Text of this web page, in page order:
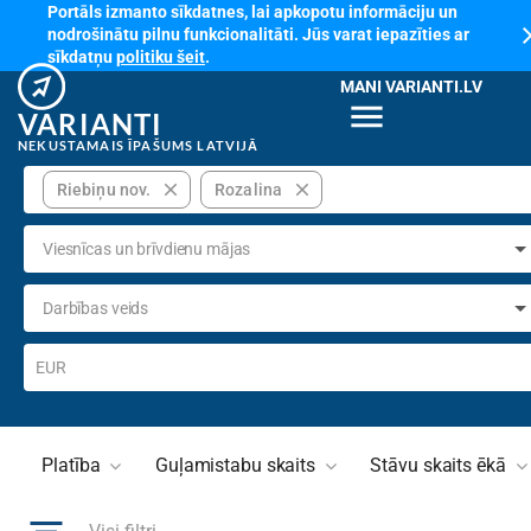
Portāls izmanto sīkdatnes, lai apkopotu informāciju un
nodrošinātu pilnu funkcionalitāti. Jūs varat iepazīties ar
sīkdatņupolitiku šeit.
VARIANTI
NEKUSTAMAIS ĪPAŠUMS LATVIJĀ
MANI VARIANTI.LV
menu
Riebiņu nov. close Rozalina close
Viesnīcas un brīvdienu mājas
Darbības veids
EUR
Platība Guļamistabu skaits Stāvu skaits ēkā